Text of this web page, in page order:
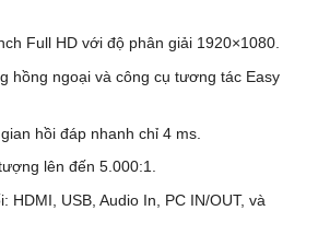
Full HD với độ phân giải 1920×1080.
hồng ngoại và công cụ tương tác Easy
hồi đáp nhanh chỉ 4 ms.
lên đến 5.000:1.
HDMI, USB, Audio In, PC IN/OUT, và